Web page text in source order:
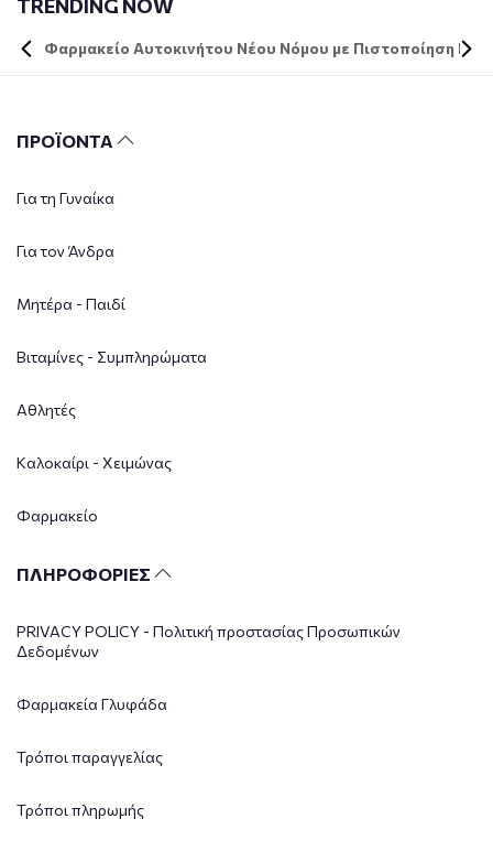
TRENDING NOW
Φαρμακείο Αυτοκινήτου Νέου Νόμου με Πιστοποίηση DIN
ΠΡΟΪΟΝΤΑ
Για τη Γυναίκα
Για τον Άνδρα
Μητέρα - Παιδί
Βιταμίνες - Συμπληρώματα
Αθλητές
Καλοκαίρι - Χειμώνας
Φαρμακείο
ΠΛΗΡΟΦΟΡΙΕΣ
PRIVACY POLICY - Πολιτική προστασίας Προσωπικών
Δεδομένων
Φαρμακεία Γλυφάδα
Τρόποι παραγγελίας
Τρόποι πληρωμής